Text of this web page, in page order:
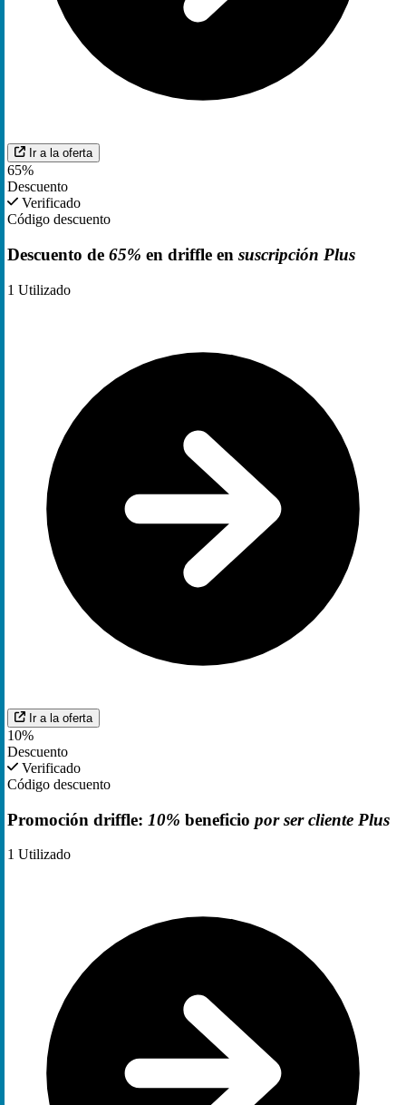
Ir a la oferta
65%
Descuento
Verificado
Código descuento
Descuento de 65% en driffle en suscripción Plus
1 Utilizado
Ir a la oferta
10%
Descuento
Verificado
Código descuento
Promoción driffle: 10% beneficio por ser cliente Plus
1 Utilizado